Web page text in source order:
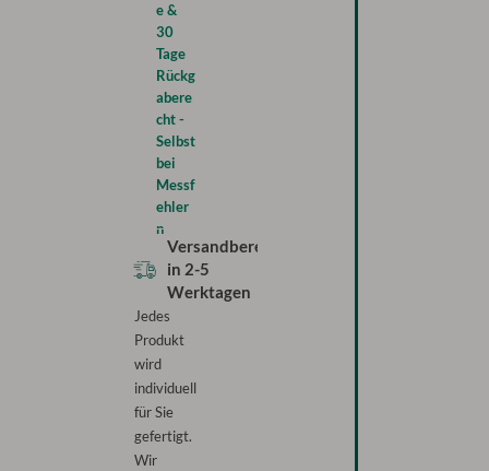
e &
30
Tage
Rückg
abere
cht -
Selbst
bei
Messf
ehler
n
Versandbereit
in 2-5
Werktagen
Jedes
Produkt
wird
individuell
für Sie
gefertigt.
Wir